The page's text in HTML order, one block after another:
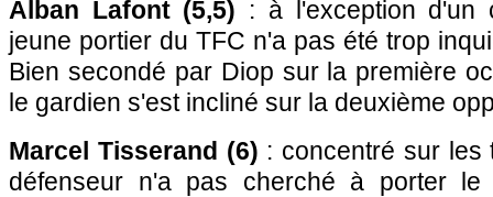
Alban Lafont (5,5) : à l'exception d'un
jeune portier du TFC n'a pas été trop
Bien secondé par Diop sur la première
le gardien s'est incliné sur la deuxième
Marcel Tisserand (6) : concentré sur les
défenseur n'a pas cherché à porter